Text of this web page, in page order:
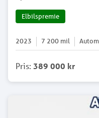
Elbilspremie
2023 7 200 mil
Pris: 389 000 kr